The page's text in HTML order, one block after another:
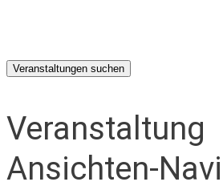
Veranstaltungen suchen
Veranstaltung
Ansichten-